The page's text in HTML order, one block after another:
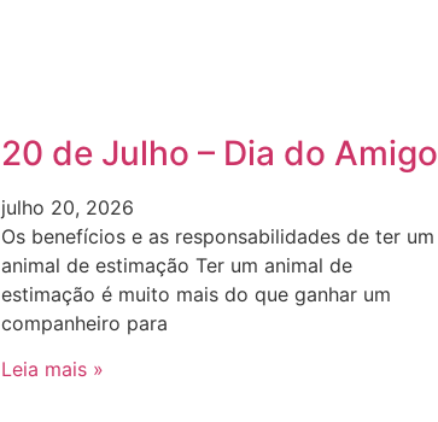
20 de Julho – Dia do Amigo
julho 20, 2026
Os benefícios e as responsabilidades de ter um
animal de estimação Ter um animal de
estimação é muito mais do que ganhar um
companheiro para
Leia mais »